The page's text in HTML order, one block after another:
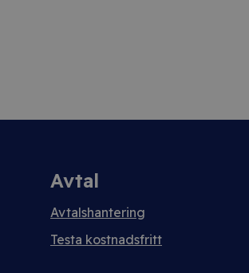
Avtal
Avtalshantering
Testa kostnadsfritt